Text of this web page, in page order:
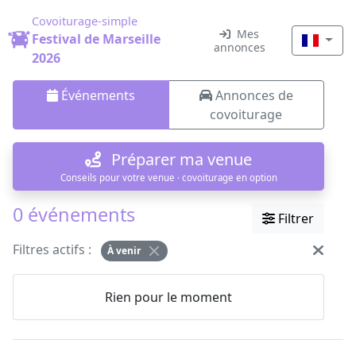
Covoiturage-simple
Festival de Marseille
2026
Mes
annonces
Événements
Annonces de
covoiturage
Préparer ma venue
Conseils pour votre venue · covoiturage en option
0 événements
Filtrer
Filtres actifs :
À venir
Rien pour le moment